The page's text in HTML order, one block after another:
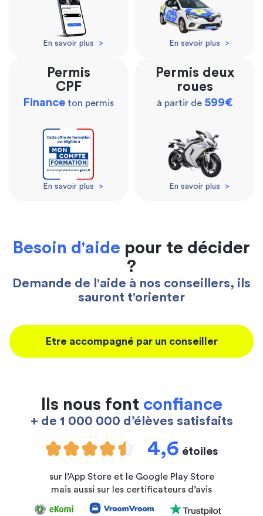
En savoir plus > En savoir plus >
Permis
CPF
Finance ton permis
En savoir plus >
Permis deux
roues
à partir de 599€
En savoir plus >
Besoin d'aide pour te décider
?
Demande de l'aide à nos conseillers, ils
sauront t'orienter
Etre accompagné par un conseiller
Ils nous font confiance
+ de 1 000 000 d’élèves satisfaits
4,6 étoiles
sur l’App Store et le Google Play Store
mais aussi sur les certificateurs d’avis